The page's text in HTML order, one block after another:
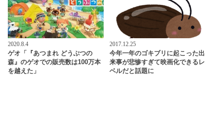
2020.8.4
ゲオ「『あつまれ どうぶつの
森』のゲオでの販売数は100万本
を越えた」
2017.12.25
今年一年のゴキブリに起こった出
来事が悲惨すぎて映画化できるレ
ベルだと話題に